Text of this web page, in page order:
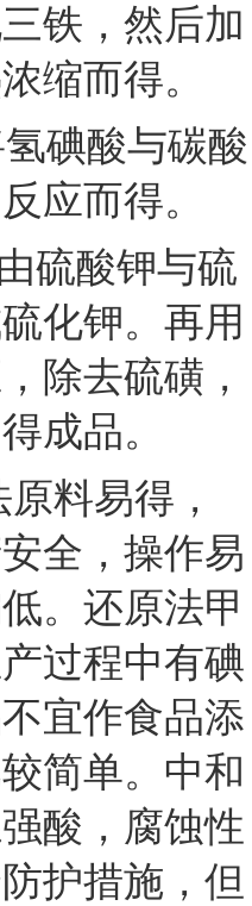
铁，然后加
缩而得。
碘酸与碳酸
应而得。
酸钾与硫
化钾。再用
除去硫磺，
成品。
料易得，
全，操作易
。还原法甲
过程中有碘
宜作食品添
简单。中和
酸，腐蚀性
护措施，但